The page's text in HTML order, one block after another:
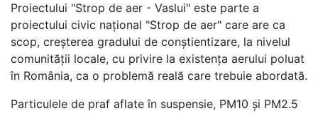
Proiectului "Strop de aer - Vaslui" este parte a
proiectului civic național "Strop de aer" care are ca
scop, creșterea gradului de conștientizare, la nivelul
comunității locale, cu privire la existența aerului poluat
în România, ca o problemă reală care trebuie abordată.
Particulele de praf aflate în suspensie, PM10 și PM2.5